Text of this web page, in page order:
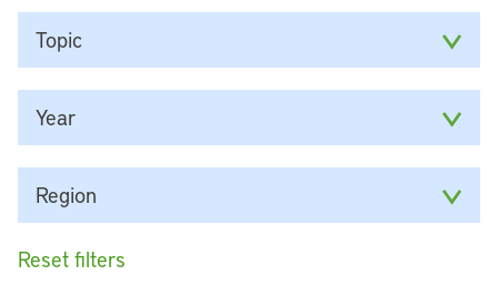
Topic
Year
Region
Reset filters